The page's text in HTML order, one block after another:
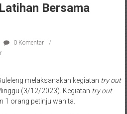
Bersama
0 Komentar
melaksanakan kegiatan try out
(3/12/2023). Kegiatan try out
1 orang petinju wanita.